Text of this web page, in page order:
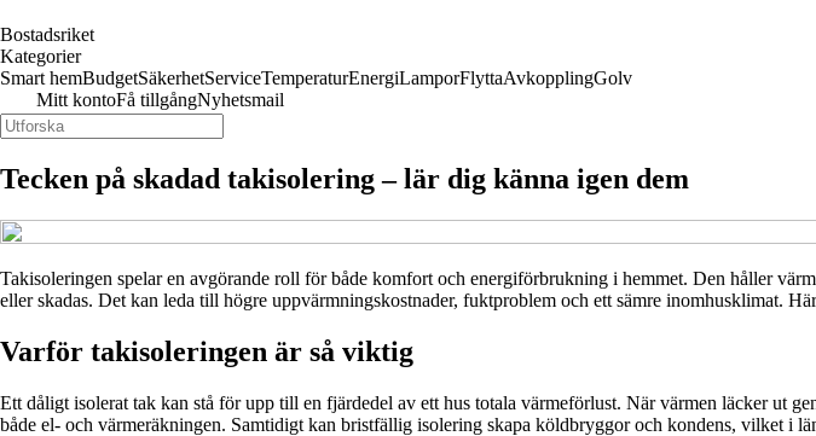
Bostadsriket
Kategorier
Smart hemBudgetSäkerhetServiceTemperaturEnergiLamporFlyttaAvkopplingGolv
Mitt kontoFå tillgångNyhetsmail
Tecken på skadad takisolering – lär dig känna igen dem
Takisoleringen spelar en avgörande roll för både komfort och energiförbrukning i hemmet. Den håller
eller skadas. Det kan leda till högre uppvärmningskostnader, fuktproblem och ett sämre inomhusklimat.
Varför takisoleringen är så viktig
Ett dåligt isolerat tak kan stå för upp till en fjärdedel av ett hus totala värmeförlust. När värmen läcker ut
både el- och värmeräkningen. Samtidigt kan bristfällig isolering skapa köldbryggor och kondens, vilket i